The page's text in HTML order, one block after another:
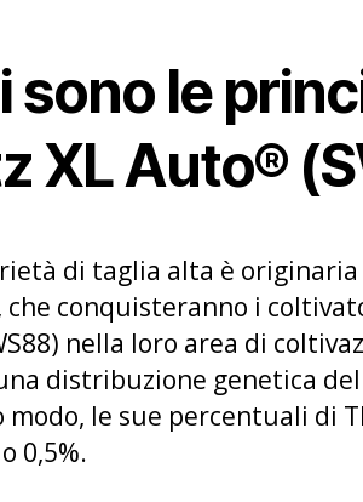
sono le
XL Auto®
di taglia alta è
conquisteranno i
nella loro area di
distribuzione genetica del
modo, le sue percentuali di
0,5%.